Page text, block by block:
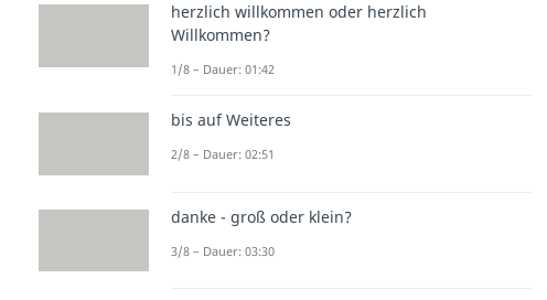
herzlich willkommen oder herzlich
Willkommen?
1/8 – Dauer: 01:42
bis auf Weiteres
2/8 – Dauer: 02:51
danke - groß oder klein?
3/8 – Dauer: 03:30